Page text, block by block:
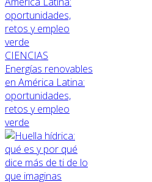
CIENCIAS
Energías renovables
en América Latina:
oportunidades,
retos y empleo
verde